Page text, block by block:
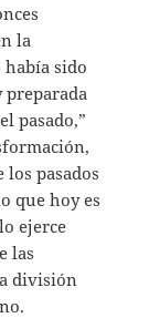
la
sido
preparada
pasado,”
pasados
que hoy es
ejerce
las
división